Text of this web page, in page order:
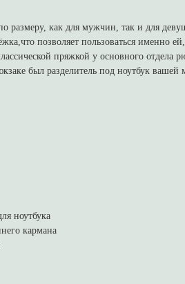
размеру, как для мужчин, так и для
позволяет пользоваться именно
пряжкой у основного отдела
был разделитель под ноутбук
ноутбука
кармана